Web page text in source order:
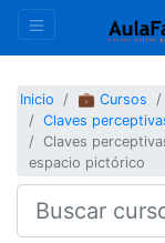
Inicio 💼 Cursos
Claves
Claves
espacio pictórico